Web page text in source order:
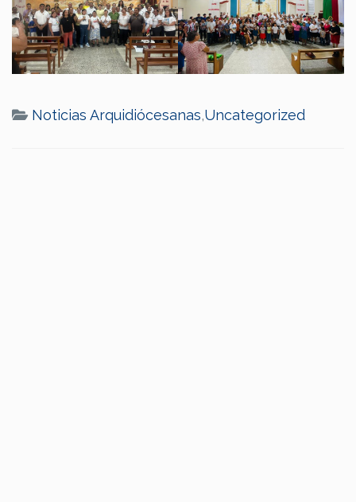
Noticias Arquidiócesanas,Uncategorized